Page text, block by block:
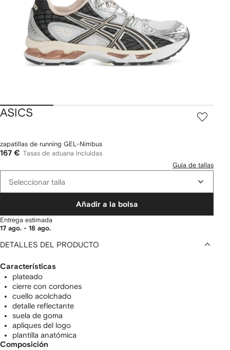
ASICS
zapatillas de running GEL-Nimbus
167 € Tasas de aduana incluidas
Guía de tallas
Seleccionar talla
Añadir a la bolsa
Entrega estimada
17 ago. - 18 ago.
DETALLES DEL PRODUCTO
Características
plateado
cierre con cordones
cuello acolchado
detalle reflectante
suela de goma
apliques del logo
plantilla anatómica
Composición